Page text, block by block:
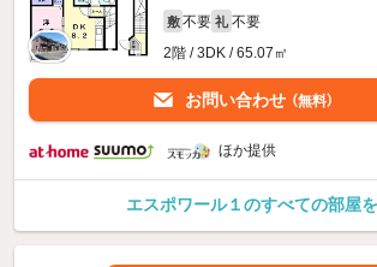
敷 不要 礼 不要
2階 / 3DK / 65.07㎡
お問い合わせ （無料）
ほか提供
エスポワール１のすべての部屋